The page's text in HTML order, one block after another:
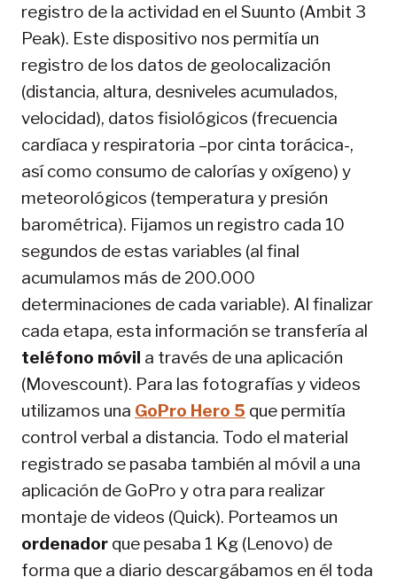
registro de la actividad en el Suunto (Ambit 3
Peak). Este dispositivo nos permitía un
registro de los datos de geolocalización
(distancia, altura, desniveles acumulados,
velocidad), datos fisiológicos (frecuencia
cardíaca y respiratoria –por cinta torácica-,
así como consumo de calorías y oxígeno) y
meteorológicos (temperatura y presión
barométrica). Fijamos un registro cada 10
segundos de estas variables (al final
acumulamos más de 200.000
determinaciones de cada variable). Al finalizar
cada etapa, esta información se transfería al
teléfono móvil a través de una aplicación
(Movescount). Para las fotografías y videos
utilizamos una GoPro Hero 5 que permitía
control verbal a distancia. Todo el material
registrado se pasaba también al móvil a una
aplicación de GoPro y otra para realizar
montaje de videos (Quick). Porteamos un
ordenador que pesaba 1 Kg (Lenovo) de
forma que a diario descargábamos en él toda